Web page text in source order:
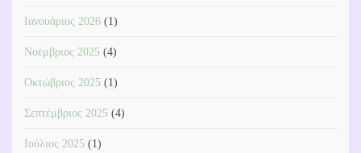
Ιανουάριος 2026 (1)
Νοέμβριος 2025 (4)
Οκτώβριος 2025 (1)
Σεπτέμβριος 2025 (4)
Ιούλιος 2025 (1)